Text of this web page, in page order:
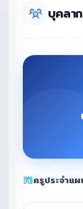
บุคลา
ครูประจำแ